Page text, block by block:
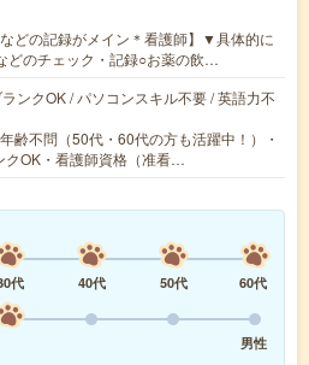
などの記録がメイン＊看護師】▼具体的に
どのチェック・記録○お薬の飲…
ンクOK / パソコンスキル不要 / 英語力不
不問（50代・60代の方も活躍中！）・
クOK・看護師資格（准看…
代 40代 50代
60代
男性